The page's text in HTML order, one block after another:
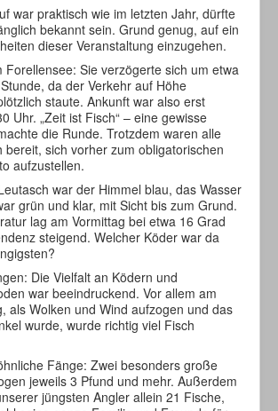
war praktisch wie im letzten Jahr, dürfte
bekannt sein. Grund genug, auf ein
dieser Veranstaltung einzugehen.
Forellensee: Sie verzögerte sich um etwa
da der Verkehr auf Höhe
staute. Ankunft war also erst
Uhr. „Zeit ist Fisch“ – eine gewisse
die Runde. Trotzdem waren alle
bereit, sich vorher zum obligatorischen
aufzustellen.
war der Himmel blau, das Wasser
grün und klar, mit Sicht bis zum Grund.
lag am Vormittag bei etwa 16 Grad
steigend. Welcher Köder war da
Die Vielfalt an Ködern und
war beeindruckend. Vor allem am
als Wolken und Wind aufzogen und das
wurde, wurde richtig viel Fisch
Fänge: Zwei besonders große
jeweils 3 Pfund und mehr. Außerdem
jüngsten Angler allein 21 Fische,